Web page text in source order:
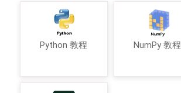
Python 教程 NumPy 教程